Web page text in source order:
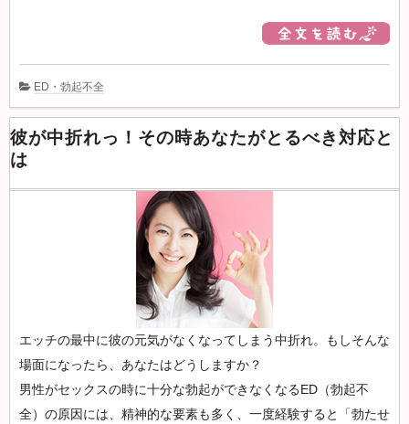
ED・勃起不全
彼が中折れっ！その時あなたがとるべき対応と
は
エッチの最中に彼の元気がなくなってしまう中折れ。もしそんな
場面になったら、あなたはどうしますか？
男性がセックスの時に十分な勃起ができなくなるED（勃起不
全）の原因には、精神的な要素も多く、一度経験すると「勃たせ